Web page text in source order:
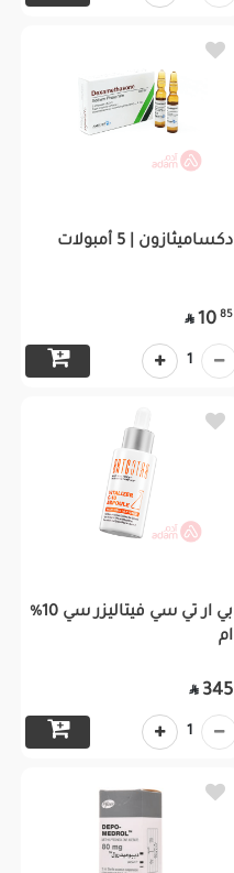
دكساميثازون | 5 أمبولات
85
10

1
بي ار تي سي فيتاليزر سي 10%
ام
345

1